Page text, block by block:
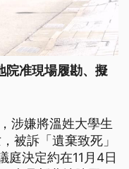
院准現場履勘、擬
涉嫌將溫姓大學生
被訴「遺棄致死」
庭決定約在11月4日